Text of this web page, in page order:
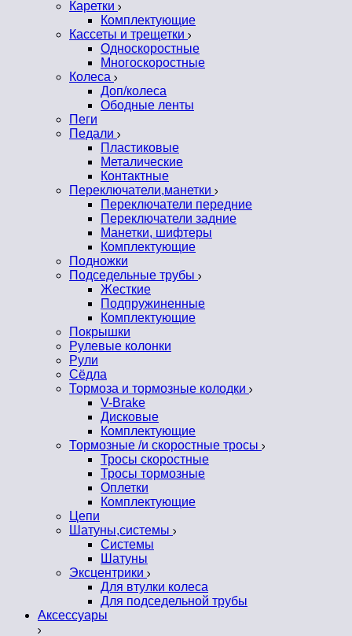
Каретки
Комплектующие
Кассеты и трещетки
Односкоростные
Многоскоростные
Колеса
Доп/колеса
Ободные ленты
Пеги
Педали
Пластиковые
Металические
Контактные
Переключатели,манетки
Переключатели передние
Переключатели задние
Манетки, шифтеры
Комплектующие
Подножки
Подседельные трубы
Жесткие
Подпружиненные
Комплектующие
Покрышки
Рулевые колонки
Рули
Сёдла
Тормоза и тормозные колодки
V-Brake
Дисковые
Комплектующие
Тормозные /и скоростные тросы
Тросы скоростные
Тросы тормозные
Оплетки
Комплектующие
Цепи
Шатуны,системы
Системы
Шатуны
Эксцентрики
Для втулки колеса
Для подседельной трубы
Аксессуары